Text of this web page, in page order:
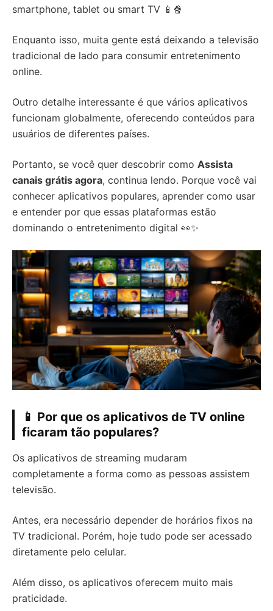
smartphone, tablet ou smart TV 📱🍿
Enquanto isso, muita gente está deixando a televisão
tradicional de lado para consumir entretenimento
online.
Outro detalhe interessante é que vários aplicativos
funcionam globalmente, oferecendo conteúdos para
usuários de diferentes países.
Portanto, se você quer descobrir como Assista
canais grátis agora, continua lendo. Porque você vai
conhecer aplicativos populares, aprender como usar
e entender por que essas plataformas estão
dominando o entretenimento digital 👀✨
📱 Por que os aplicativos de TV online
ficaram tão populares?
Os aplicativos de streaming mudaram
completamente a forma como as pessoas assistem
televisão.
Antes, era necessário depender de horários fixos na
TV tradicional. Porém, hoje tudo pode ser acessado
diretamente pelo celular.
Além disso, os aplicativos oferecem muito mais
praticidade.